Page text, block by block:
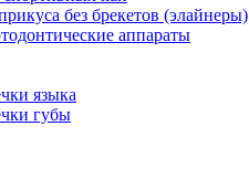
без брекетов (элайнеры)
аппараты
языка
губы